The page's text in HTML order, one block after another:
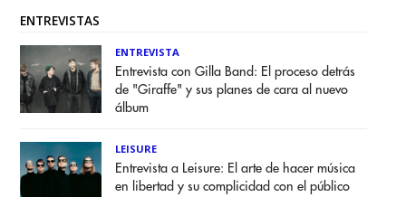
ENTREVISTAS
ENTREVISTA
Entrevista con Gilla Band: El proceso detrás
de "Giraffe" y sus planes de cara al nuevo
álbum
LEISURE
Entrevista a Leisure: El arte de hacer música
en libertad y su complicidad con el público